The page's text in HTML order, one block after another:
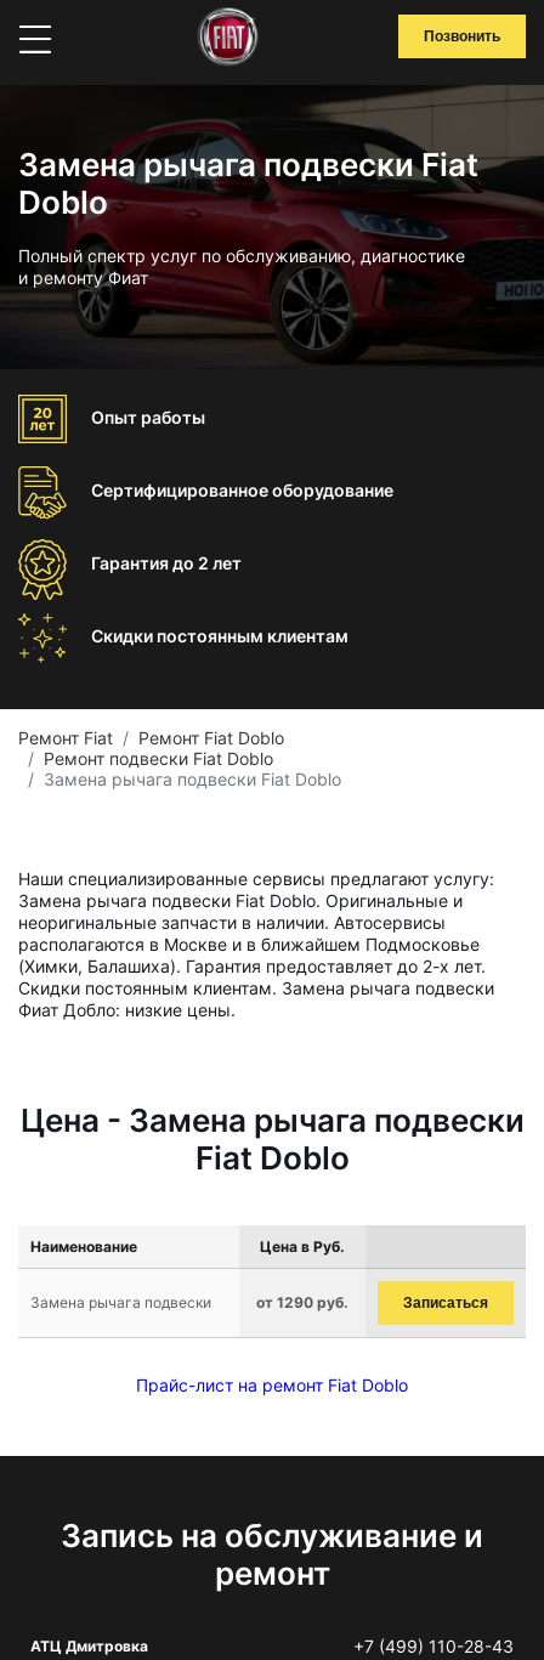
Позвонить
Замена рычага подвески Fiat
Doblo
Полный спектр услуг по обслуживанию, диагностике
и ремонту Фиат
Опыт работы
Сертифицированноеоборудование
Гарантиядо 2 лет
Скидки постоянным клиентам
Ремонт Fiat
Ремонт Fiat Doblo
Ремонт подвески Fiat Doblo
Замена рычага подвески Fiat Doblo
Наши специализированные сервисы предлагают услугу:
Замена рычага подвески Fiat Doblo. Оригинальные и
неоригинальные запчасти в наличии. Автосервисы
располагаются в Москве и в ближайшем Подмосковье
(Химки, Балашиха). Гарантия предоставляет до 2-х лет.
Скидки постоянным клиентам. Замена рычага подвески
Фиат Добло: низкие цены.
Цена - Замена рычага подвески
Fiat Doblo
Наименование Цена в Руб.
Замена рычага подвески от 1290 руб. Записаться
Прайс-лист на ремонт Fiat Doblo
Запись на обслуживание и
ремонт
АТЦ Дмитровка +7 (499) 110-28-43